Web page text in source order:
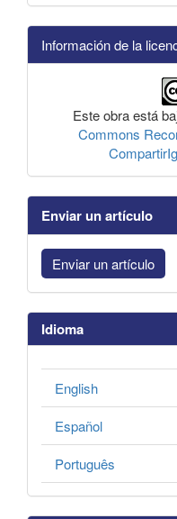
Información de la
Este obra está
Commons
Enviar un artículo
Enviar un artículo
Idioma
English
Español
Português